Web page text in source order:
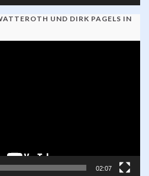
UND DIRK PAGELS IN
02:07